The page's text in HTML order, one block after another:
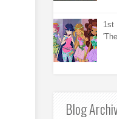
1st
Blog